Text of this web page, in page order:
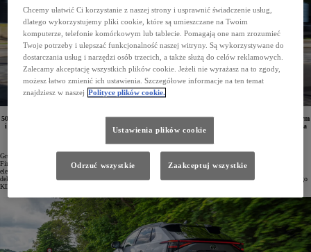
50 egzemplarzy elektrycznej Toyoty bZ4X trafi do floty włoskiego lidera w procesach cyfryzacji dla firm
i administracji publicznej Engineering. Wybór modeli Toyoty w ramach elektryfikacji parku aut dla
pracowników firmy był podyktowany bezpieczeństwem i korzystnymi warunkami wynajmu
Grupa Engineering zatrudnia przeszło 15 tysięcy pracowników w 80 różnych lokalizacjach na całym świecie.
Firma zakłada, że do 2026 roku będzie dysponować niskoemisyjną flotą składającą się wyłącznie z pojazdów
elektrycznych oraz hybrydowych, które będą emitować mniej niż 60 g CO2 na kilometr. Elementem strategii
dekarbonizacji jest włączenie do floty właśnie 50 modeli Toyoty bZ4X w ramach wynajmu długoterminowego
KINTO.
Chcemy ułatwić Ci korzystanie z naszej strony i usprawnić świadczenie usług,
dlatego wykorzystujemy pliki cookie, które są umieszczane na Twoim
komputerze, telefonie komórkowym lub tablecie. Pomagają one nam zrozumieć
Twoje potrzeby i ulepszać funkcjonalność naszej witryny. Są wykorzystywane do
dostarczania usług i narzędzi osób trzecich, a także służą do celów reklamowych.
Zalecamy akceptację wszystkich plików cookie. Jeżeli nie wyrażasz na to zgody,
możesz łatwo zmienić ich ustawienia. Szczegółowe informacje na ten temat
znajdziesz w naszej Polityce plików cookie.
Ustawienia plików cookie
Odrzuć wszystkie Zaakceptuj wszystkie